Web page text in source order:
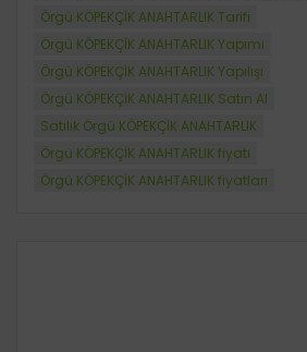
Örgü KÖPEKÇİK ANAHTARLIK Tarifi
Örgü KÖPEKÇİK ANAHTARLIK Yapımı
Örgü KÖPEKÇİK ANAHTARLIK Yapılışı
Örgü KÖPEKÇİK ANAHTARLIK Satın Al
Satılık Örgü KÖPEKÇİK ANAHTARLIK
Örgü KÖPEKÇİK ANAHTARLIK fiyatı
Örgü KÖPEKÇİK ANAHTARLIK fiyatları